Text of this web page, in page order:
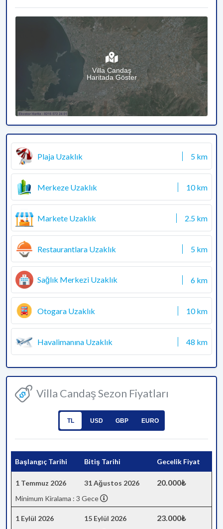
Villa Candaş
Haritada Göster
Plaja Uzaklık 5 km
Merkeze Uzaklık 10 km
Markete Uzaklık 2.5 km
Restaurantlara Uzaklık 5 km
Sağlık Merkezi Uzaklık 6 km
Otogara Uzaklık 10 km
Havalimanına Uzaklık 48 km
Villa Candaş Sezon Fiyatları
TL USD GBP EURO
Başlangıç Tarihi Bitiş Tarihi Gecelik Fiyat
1 Temmuz 2026 31 Ağustos 2026 20.000₺
Minimum Kiralama : 3 Gece
1 Eylül 2026 15 Eylül 2026 23.000₺